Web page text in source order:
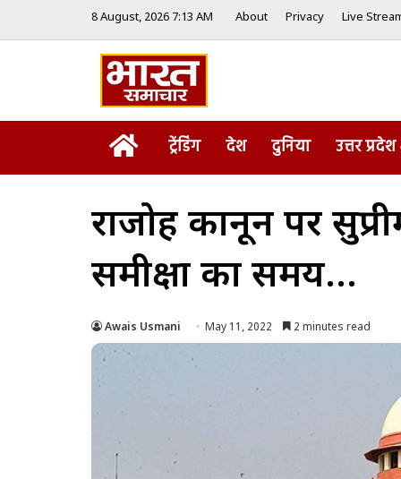
8 August, 2026 7:13 AM About Privacy Live
Homeट्रेंडिंग देश दुनिया उत्तर प्रदेश
राजद्रोह कानून पर
समीक्षा का समय…
Awais Usmani May 11, 2022 2 minutes read